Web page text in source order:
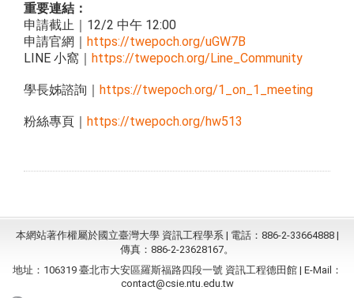
重要連結：
申請截止｜12/2 中午 12:00
申請官網｜
https://twepoch.org/uGW7B
LINE 小窩｜
https://twepoch.org/Line_Community
學長姊諮詢｜ https://twepoch.org/1_on _1_meeting
粉絲專頁｜ https://twepoch.org/hw513
本網站著作權屬於國立臺灣大學 資訊工程學系 | 電話：886-2-33664888 |
傳真：886-2-23628167。
地址：106319 臺北市大安區羅斯福路四段一號 資訊工程德田館 | E-Mail：
contact@csie.ntu.edu.tw